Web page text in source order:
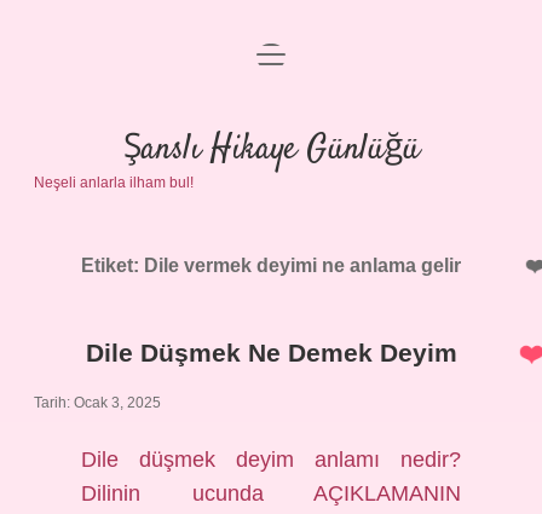
Anasayfa
Gizlilik Politikası
menüyü
Şanslı Hikaye Günlüğü
Neşeli anlarla ilham bul!
Etiket: Dile vermek deyimi ne anlama gelir
Dile Düşmek Ne Demek Deyim
Tarih: Ocak 3, 2025
Dile düşmek deyim anlamı nedir?
Dilinin ucunda AÇIKLAMANIN